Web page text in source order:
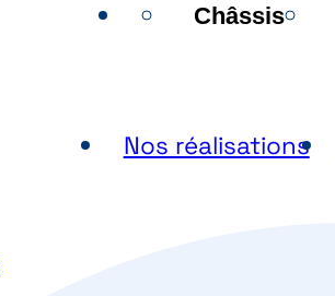
Châssis
Nos réalisations